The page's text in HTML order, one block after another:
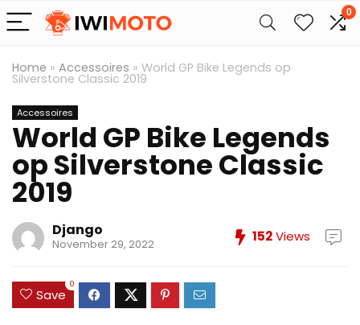
0
Home » Accessoires » World GP Bike Legends op
Silverstone Classic 2019
Accessoires
World GP Bike Legends
op Silverstone Classic
2019
Django
November 29, 2022 152Views
Save
0